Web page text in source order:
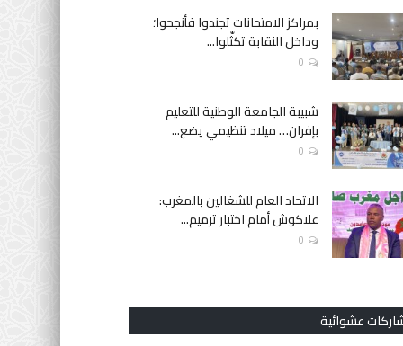
بمراكز الامتحانات تجندوا فأنجحوا؛
وداخل النقابة تكثّلوا...
0
شبيبة الجامعة الوطنية للتعليم
بإفران… ميلاد تنظيمي يضع...
0
الاتحاد العام للشغالين بالمغرب:
علاكوش أمام اختبار ترميم...
0
عشوائية